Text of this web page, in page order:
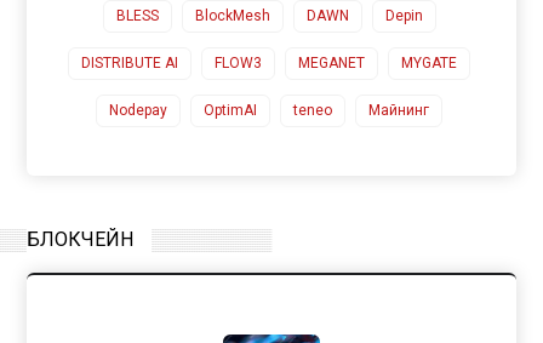
BLESS BlockMesh DAWN Depin
DISTRIBUTE AI FLOW3 MEGANET MYGATE
Nodepay OptimAI teneo Майнинг
БЛОКЧЕЙН